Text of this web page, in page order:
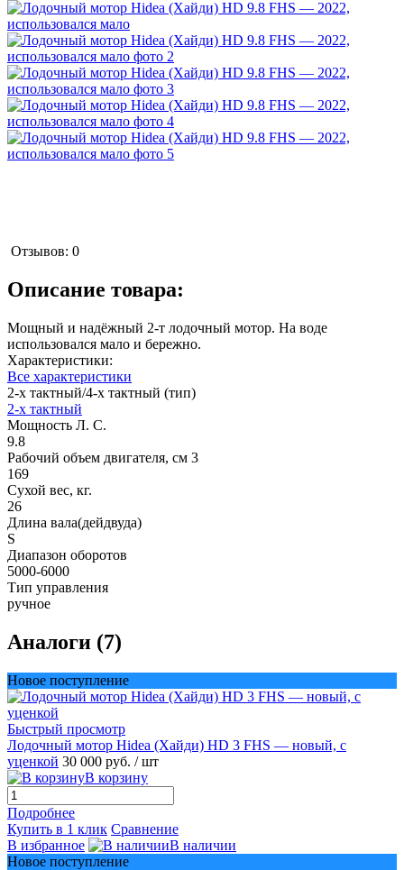
Отзывов: 0
Описание товара:
Мощный и надёжный 2-т лодочный мотор. На воде
использовался мало и бережно.
Характеристики:
Все характеристики
2-х тактный/4-х тактный (тип)
2-х тактный
Мощность Л. С.
9.8
Рабочий объем двигателя, см 3
169
Сухой вес, кг.
26
Длина вала(дейдвуда)
S
Диапазон оборотов
5000-6000
Тип управления
ручное
Аналоги (7)
Новое поступление
Быстрый просмотр
Лодочный мотор Hidea (Хайди) HD 3 FHS — новый, с
уценкой 30 000 руб. / шт
В корзину
Подробнее
Купить в 1 клик Сравнение
В избранное
В наличии
Новое поступление